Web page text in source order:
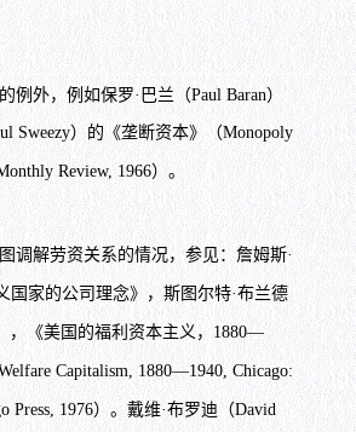
外，例如保罗·巴兰（Paul Baran）
Sweezy）的《垄断资本》（Monopoly
Review, 1966）。
调解劳资关系的情况，参见：詹姆斯·
国家的公司理念》，斯图尔特·布兰德
，《美国的福利资本主义，1880—
Capitalism, 1880—1940, Chicago:
Press, 1976）。戴维·布罗迪（David